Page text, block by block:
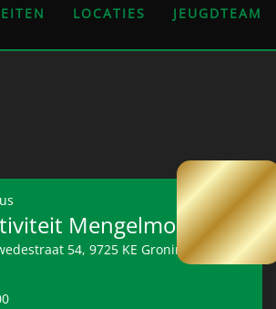
LOCATIES JEUGDTEAM
Mengelmoesje
54, 9725 KE Groningen